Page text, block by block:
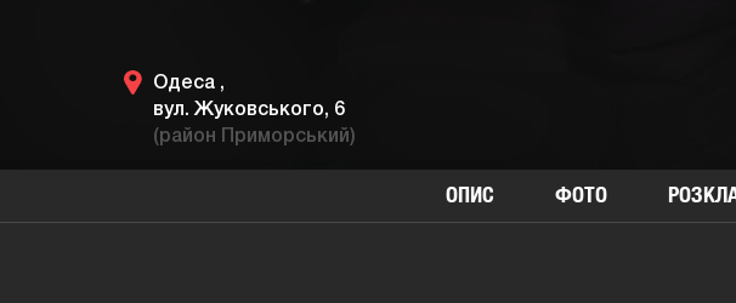
Одеса ,
вул. Жуковського, 6
(район Приморський)
ОПИС ФОТО